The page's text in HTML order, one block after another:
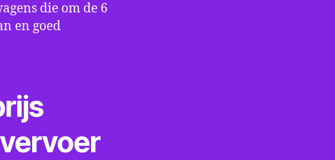
die om de 6
en goed